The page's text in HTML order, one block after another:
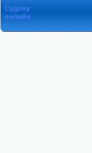
Судоку
онлайн